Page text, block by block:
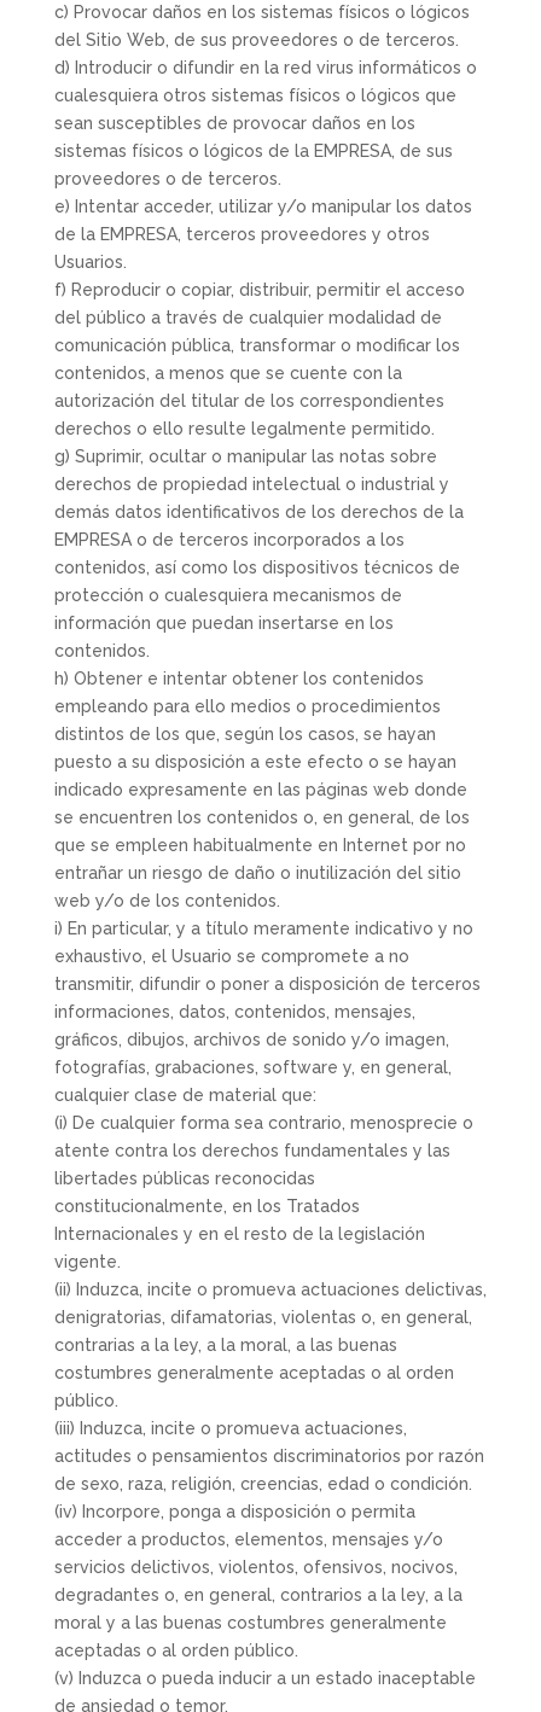
c) Provocar daños en los sistemas físicos o lógicos
del Sitio Web, de sus proveedores o de terceros.
d) Introducir o difundir en la red virus informáticos o
cualesquiera otros sistemas físicos o lógicos que
sean susceptibles de provocar daños en los
sistemas físicos o lógicos de la EMPRESA, de sus
proveedores o de terceros.
e) Intentar acceder, utilizar y/o manipular los datos
de la EMPRESA, terceros proveedores y otros
Usuarios.
f) Reproducir o copiar, distribuir, permitir el acceso
del público a través de cualquier modalidad de
comunicación pública, transformar o modificar los
contenidos, a menos que se cuente con la
autorización del titular de los correspondientes
derechos o ello resulte legalmente permitido.
g) Suprimir, ocultar o manipular las notas sobre
derechos de propiedad intelectual o industrial y
demás datos identificativos de los derechos de la
EMPRESA o de terceros incorporados a los
contenidos, así como los dispositivos técnicos de
protección o cualesquiera mecanismos de
información que puedan insertarse en los
contenidos.
h) Obtener e intentar obtener los contenidos
empleando para ello medios o procedimientos
distintos de los que, según los casos, se hayan
puesto a su disposición a este efecto o se hayan
indicado expresamente en las páginas web donde
se encuentren los contenidos o, en general, de los
que se empleen habitualmente en Internet por no
entrañar un riesgo de daño o inutilización del sitio
web y/o de los contenidos.
i) En particular, y a título meramente indicativo y no
exhaustivo, el Usuario se compromete a no
transmitir, difundir o poner a disposición de terceros
informaciones, datos, contenidos, mensajes,
gráficos, dibujos, archivos de sonido y/o imagen,
fotografías, grabaciones, software y, en general,
cualquier clase de material que:
(i) De cualquier forma sea contrario, menosprecie o
atente contra los derechos fundamentales y las
libertades públicas reconocidas
constitucionalmente, en los Tratados
Internacionales y en el resto de la legislación
vigente.
(ii) Induzca, incite o promueva actuaciones delictivas,
denigratorias, difamatorias, violentas o, en general,
contrarias a la ley, a la moral, a las buenas
costumbres generalmente aceptadas o al orden
público.
(iii) Induzca, incite o promueva actuaciones,
actitudes o pensamientos discriminatorios por razón
de sexo, raza, religión, creencias, edad o condición.
(iv) Incorpore, ponga a disposición o permita
acceder a productos, elementos, mensajes y/o
servicios delictivos, violentos, ofensivos, nocivos,
degradantes o, en general, contrarios a la ley, a la
moral y a las buenas costumbres generalmente
aceptadas o al orden público.
(v) Induzca o pueda inducir a un estado inaceptable
de ansiedad o temor.